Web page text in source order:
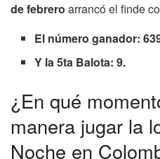
de febrero arrancó el finde
El número ganador:
Y la 5ta Balota: 9.
¿En qué
manera jugar la
Noche en